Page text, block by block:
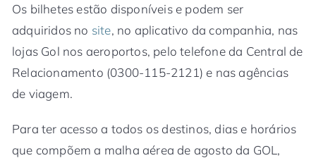
Os bilhetes estão disponíveis e podem ser
adquiridos no site, no aplicativo da companhia, nas
lojas Gol nos aeroportos, pelo telefone da Central de
Relacionamento (0300-115-2121) e nas agências
de viagem.
Para ter acesso a todos os destinos, dias e horários
que compõem a malha aérea de agosto da GOL,